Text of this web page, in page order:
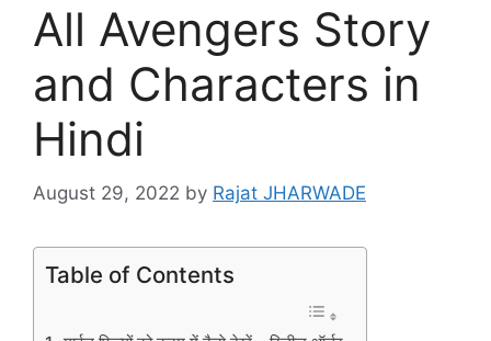
All Avengers Story
and Characters in
Hindi
August 29, 2022 by Rajat JHARWADE
Table of Contents